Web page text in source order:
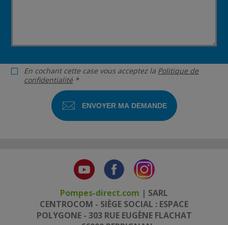
En cochant cette case vous acceptez la Politique de
confidentialité*
Pompes-direct.com | SARL
CENTROCOM - SIÈGE SOCIAL : ESPACE
POLYGONE - 303 RUE EUGÈNE FLACHAT